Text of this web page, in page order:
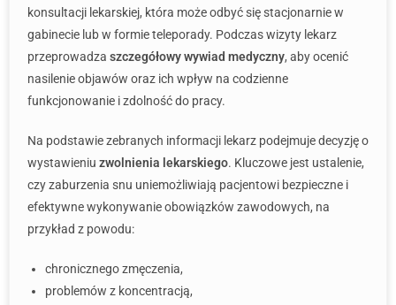
konsultacji lekarskiej, która może odbyć się stacjonarnie w
gabinecie lub w formie teleporady. Podczas wizyty lekarz
przeprowadza szczegółowy wywiad medyczny, aby ocenić
nasilenie objawów oraz ich wpływ na codzienne
funkcjonowanie i zdolność do pracy.
Na podstawie zebranych informacji lekarz podejmuje decyzję o
wystawieniu zwolnienia lekarskiego. Kluczowe jest ustalenie,
czy zaburzenia snu uniemożliwiają pacjentowi bezpieczne i
efektywne wykonywanie obowiązków zawodowych, na
przykład z powodu:
chronicznego zmęczenia,
problemów z koncentracją,